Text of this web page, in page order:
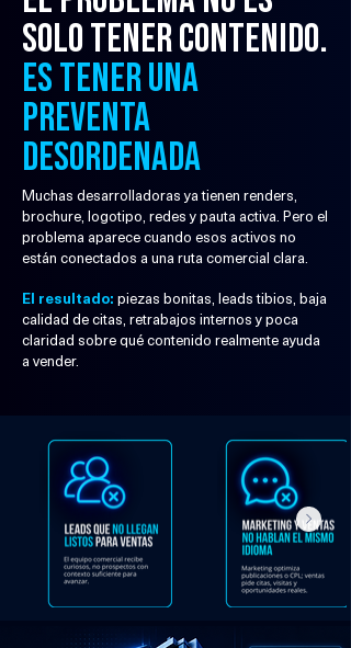
solo tener contenido.
Es tener una
preventa
desordenada
Muchas desarrolladoras ya tienen renders,
brochure, logotipo, redes y pauta activa. Pero el
problema aparece cuando esos activos no
están conectados a una ruta comercial clara.
El resultado: piezas bonitas, leads tibios, baja
calidad de citas, retrabajos internos y poca
claridad sobre qué contenido realmente ayuda
a vender.